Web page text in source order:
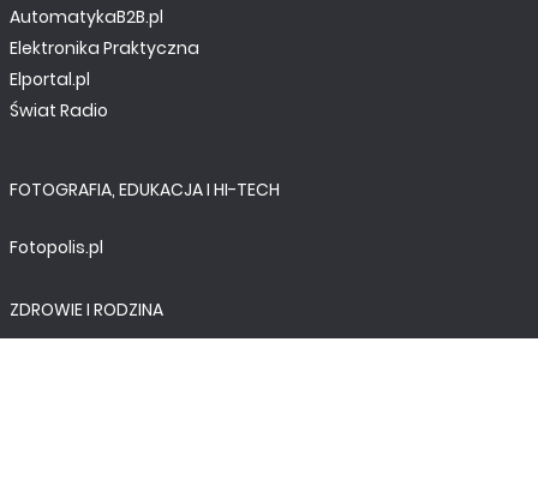
AutomatykaB2B.pl
Elektronika Praktyczna
Elportal.pl
Świat Radio
FOTOGRAFIA, EDUKACJA I HI-TECH
Fotopolis.pl
ZDROWIE I RODZINA